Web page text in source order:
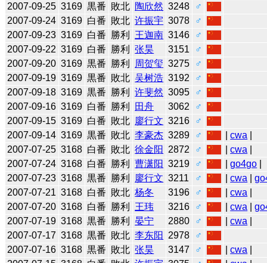
2007-09-25 3169 黒番 敗北 陶欣然 3248
♂
2007-09-24 3169 白番 敗北 许振宇 3078
♂
2007-09-23 3169 白番 勝利 王迦南 3146
♂
2007-09-22 3169 白番 勝利 张昊 3151
♂
2007-09-20 3169 黒番 勝利 周贺玺 3275
♂
2007-09-19 3169 黒番 敗北 吴树浩 3192
♂
2007-09-18 3169 黒番 勝利 许斐然 3095
♂
2007-09-16 3169 白番 勝利 田舟 3062
♂
2007-09-15 3169 白番 敗北 廖行文 3216
♂
2007-09-14 3169 黒番 敗北 李豪杰 3289 ♂ |cwa
2007-07-25 3168 白番 敗北 徐金阳 2872 ♂ |cwa
2007-07-24 3168 白番 勝利 曹潇阳 3219 ♂ |go4go
2007-07-23 3168 黒番 勝利 廖行文 3211 ♂ |cwa |
2007-07-21 3168 白番 敗北 杨冬 3196 ♂ |cwa
2007-07-20 3168 白番 勝利 王玮 3216 ♂ |cwa |
2007-07-19 3168 黒番 勝利 晏宁 2880 ♂ |cwa
2007-07-17 3168 黒番 敗北 李东阳 2978
♂
2007-07-16 3168 黒番 敗北 张昊 3147 ♂ |cwa